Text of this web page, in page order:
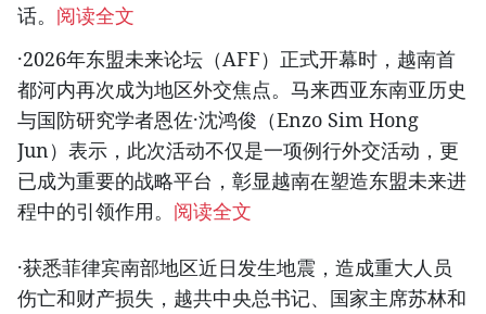
话。 阅读全文
·2026年东盟未来论坛（AFF）正式开幕时，越南首
都河内再次成为地区外交焦点。马来西亚东南亚历史
与国防研究学者恩佐·沈鸿俊（Enzo Sim Hong
Jun）表示，此次活动不仅是一项例行外交活动，更
已成为重要的战略平台，彰显越南在塑造东盟未来进
程中的引领作用。 阅读全文
·获悉菲律宾南部地区近日发生地震，造成重大人员
伤亡和财产损失，越共中央总书记、国家主席苏林和